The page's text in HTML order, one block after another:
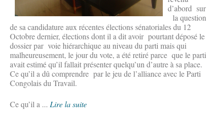
d’abord sur
la question
de sa candidature aux récentes élections sénatoriales du 12
Octobre dernier, élections dont il a dit avoir pourtant déposé le
dossier par voie hiérarchique au niveau du parti mais qui
malheureusement, le jour du vote, a été retiré parce que le parti
avait estimé qu’il fallait présenter quelqu’un d’autre à sa place.
Ce qu’il a dû comprendre par le jeu de l’alliance avec le Parti
Congolais du Travail.
Ce qu’il a ... Lire la suite